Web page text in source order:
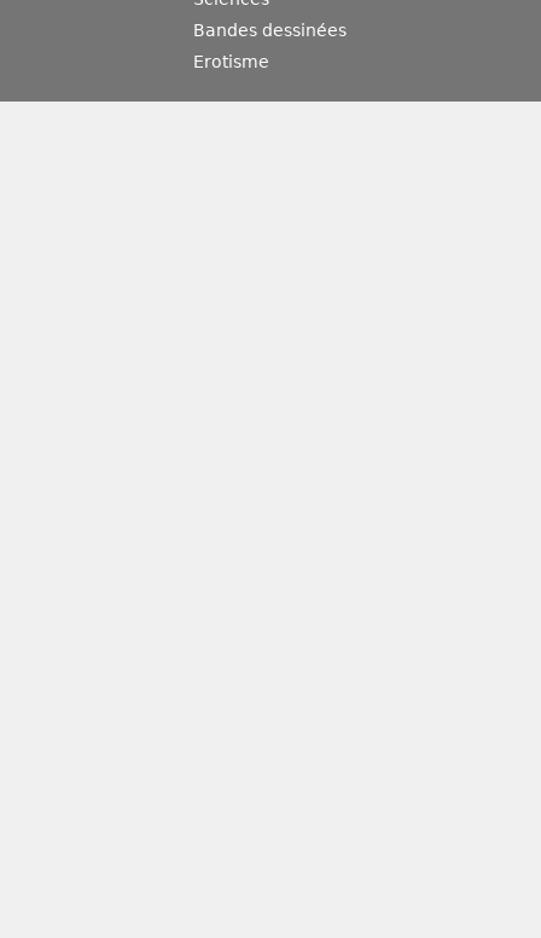
Bandes dessinées
Erotisme